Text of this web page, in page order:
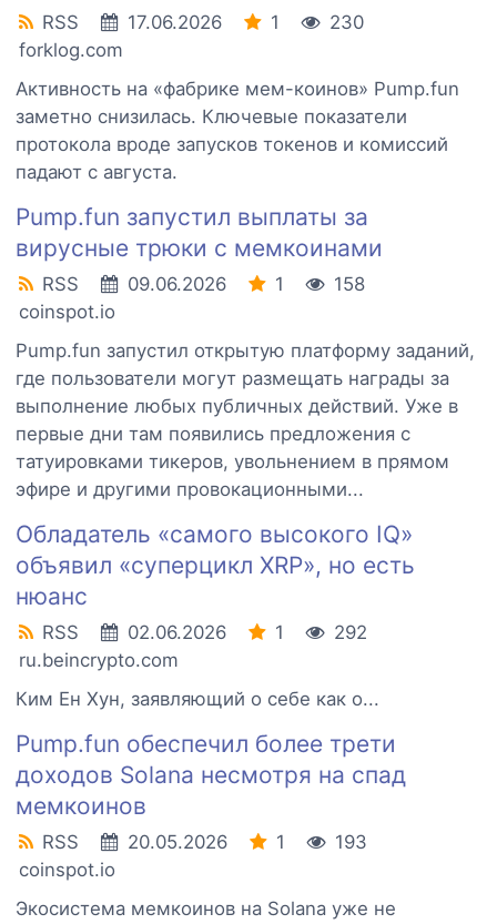
RSS 17.06.2026 1
230
forklog.com
Активность на «фабрике мем-коинов» Pump.fun
заметно снизилась. Ключевые показатели
протокола вроде запусков токенов и комиссий
падают с августа.
Pump.fun запустил выплаты за
вирусные трюки с мемкоинами
RSS 09.06.2026 1
158
coinspot.io
Pump.fun запустил открытую платформу заданий,
где пользователи могут размещать награды за
выполнение любых публичных действий. Уже в
первые дни там появились предложения с
татуировками тикеров, увольнением в прямом
эфире и другими провокационными...
Обладатель «самого высокого IQ»
объявил «суперцикл XRP», но есть
нюанс
RSS 02.06.2026 1
292
ru.beincrypto.com
Ким Ен Хун, заявляющий о себе как о...
Pump.fun обеспечил более трети
доходов Solana несмотря на спад
мемкоинов
RSS 20.05.2026 1
193
coinspot.io
Экосистема мемкоинов на Solana уже не